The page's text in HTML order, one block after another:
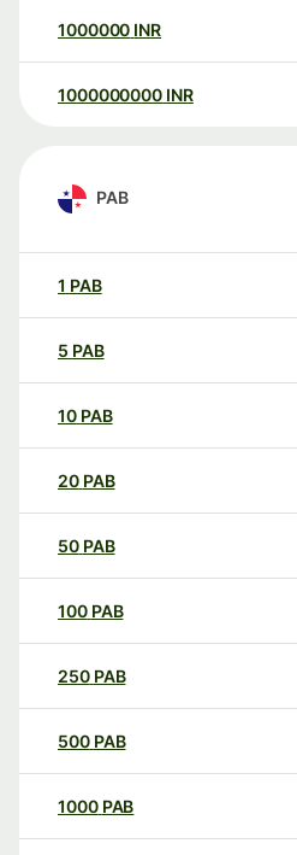
1000000 INR
1000000000 INR
PAB
1 PAB
5 PAB
10 PAB
20 PAB
50 PAB
100 PAB
250 PAB
500 PAB
1000 PAB